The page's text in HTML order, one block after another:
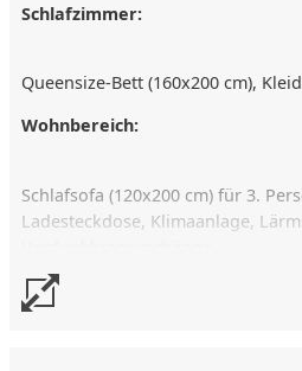
Schlafzimmer:
Queensize-Bett (160x200 cm),
Wohnbereich:
Schlafsofa (120x200 cm) für 3.
Ladesteckdose, Klimaanlage,
Küche: